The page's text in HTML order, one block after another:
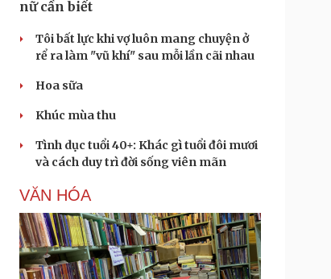
nữ cần biết
Tôi bất lực khi vợ luôn mang chuyện ở
rể ra làm "vũ khí" sau mỗi lần cãi nhau
Hoa sữa
Khúc mùa thu
Tình dục tuổi 40+: Khác gì tuổi đôi mươi
và cách duy trì đời sống viên mãn
VĂN HÓA